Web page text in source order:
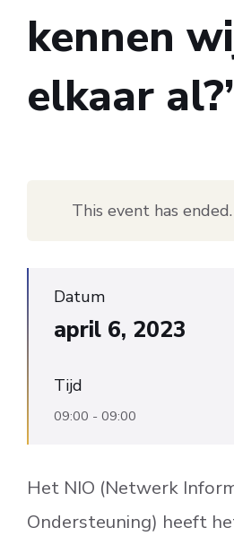
kennen
elkaar
This event has ended.
Datum
april 6, 2023
Tijd
09:00 - 09:00
Het NIO (Netwerk
Ondersteuning) heeft